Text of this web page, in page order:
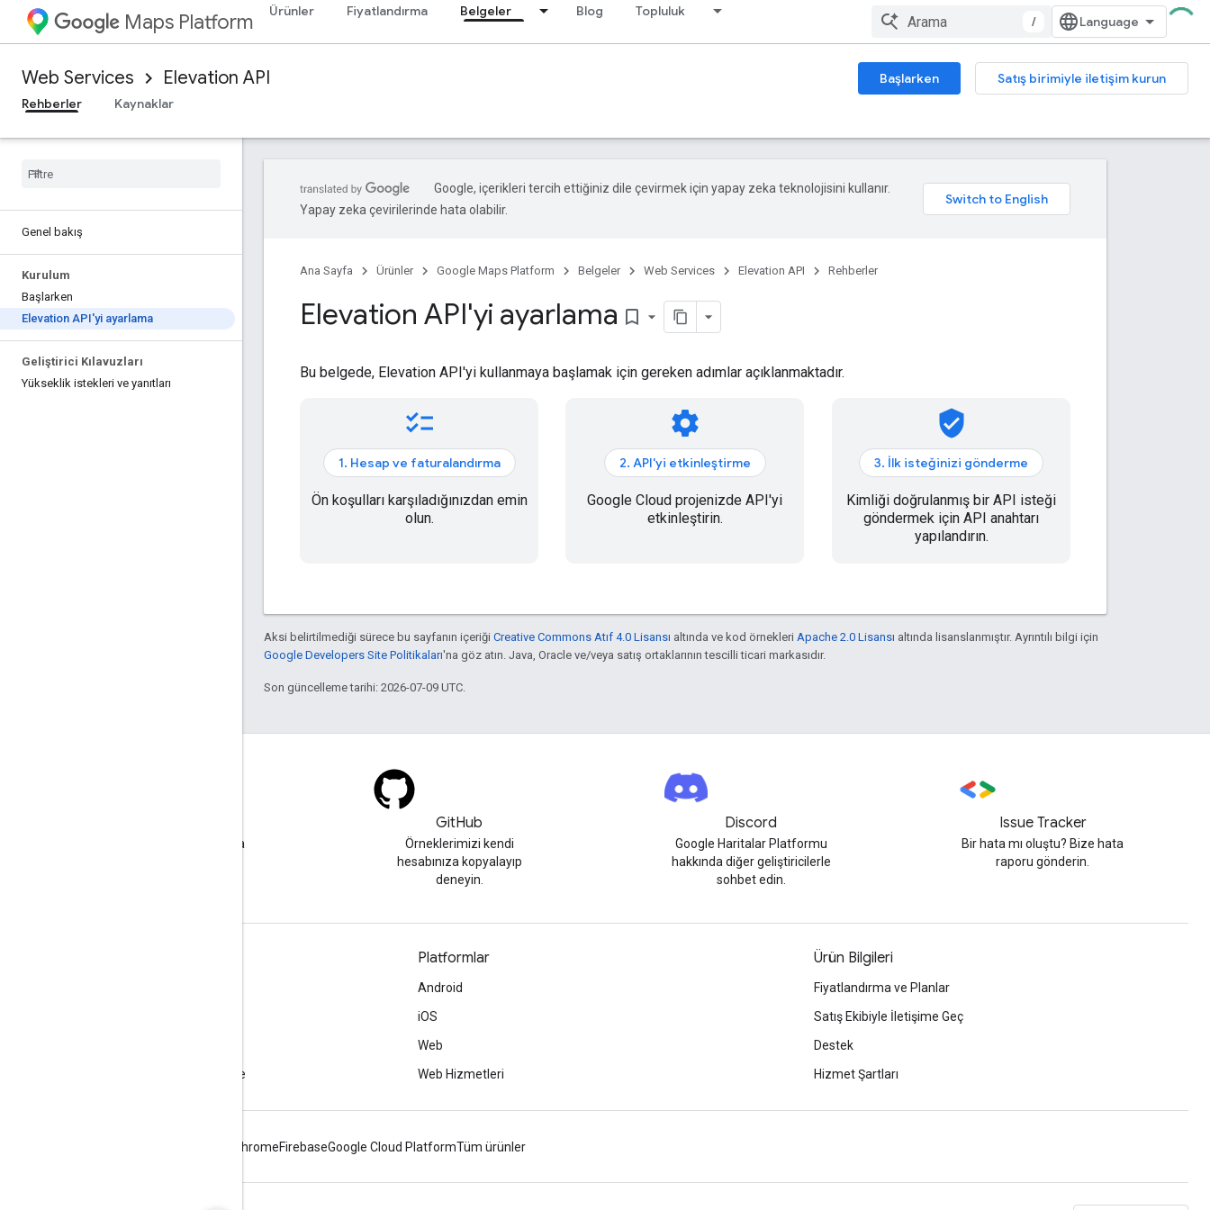
Maps Platform Ürünler Fiyatlandırma Belgeler Blog Topluluk
/
Web Services Elevation API Başlarken
Satış birimiyle iletişim kurun
Rehberler
Kaynaklar
Genel bakış
Kurulum
Başlarken
Elevation API'yi ayarlama
Geliştirici Kılavuzları
Yükseklik istekleri ve yanıtları
Google, içerikleri tercih ettiğiniz dile çevirmek için yapay zeka teknolojisini kullanır.
Yapay zeka çevirilerinde hata olabilir.
Ana Sayfa Ürünler Google Maps Platform Belgeler Web Services Elevation API Rehberler
Elevation API'yi ayarlama bookmark_border
Bu belgede, Elevation API'yi kullanmaya başlamak için gereken adımlar açıklanmaktadır.
checklist
1. Hesap ve faturalandırma
Ön koşulları karşıladığınızdan emin
olun.
settings
2. API'yi etkinleştirme
Google Cloud projenizde API'yi
etkinleştirin.
verified_user
3. İlk isteğinizi gönderme
Kimliği doğrulanmış bir API isteği
göndermek için API anahtarı
yapılandırın.
Aksi belirtilmediği sürece bu sayfanın içeriği Creative Commons Atıf 4.0 Lisansı altında ve kod örnekleri Apache 2.0 Lisansı altında lisanslanmıştır. Ayrıntılı bilgi için
Google Developers Site Politikaları'na göz atın. Java, Oracle ve/veya satış ortaklarının tescilli ticari markasıdır.
Son güncelleme tarihi: 2026-07-09 UTC.
google-maps etiketi altında
GitHub
Örneklerimizi kendi
hesabınıza kopyalayıp
deneyin.
Discord
Google Haritalar Platformu
hakkında diğer geliştiricilerle
sohbet edin.
Issue Tracker
Bir hata mı oluştu? Bize hata
raporu gönderin.
Web Hizmeti Kullanımını Optimize Etme
Platformlar
Android
iOS
Web
Web Hizmetleri
Ürün Bilgileri
Fiyatlandırma ve Planlar
Satış Ekibiyle İletişime Geç
Destek
Hizmet Şartları
ChromeFirebaseGoogle Cloud PlatformTüm ürünler